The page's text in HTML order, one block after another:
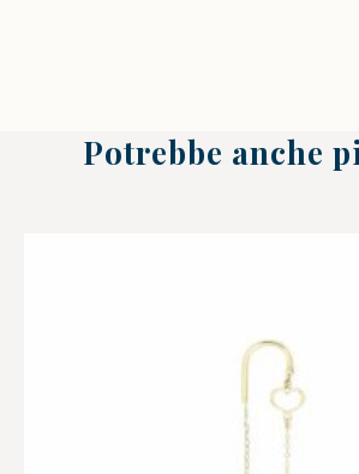
Potrebbe anche